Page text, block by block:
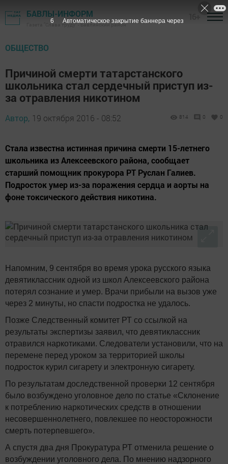
БАВЛЫ-ИНФОРМ
Газета "Слава труду" - Бавлинский район
ОБЩЕСТВО
Причиной смерти татарстанского
школьника стал сердечный приступ из-
за отравления никотином
Автор, 19 октября 2016 - 08:52 814 0 0
Стала известна истинная причина смерти 15-летнего
школьника из Алексеевского района, сообщает
старший помощник прокурора РТ Руслан Галиев.
Подросток умер из-за поражения сердца и аорты на
фоне токсического действия никотина.
Напомним, 9 сентября во время урока русского языка
девятиклассник одной из школ Алексеевского района
потерял сознание и умер. Врачи прибыли на вызов уже
через 2 минуты, но спасти подростка не удалось.
Позже Следственный комитет РТ со ссылкой на
результаты экспертизы заявил, что девятиклассник
отравился наркотиками. Следователи установили, что на
перемене перед уроком за территорией школы
подросток курил сигарету и электронную сигарету.
По результатам доследственной проверки 12 сентября
было возбуждено уголовное дело по статье «Склонение
к потреблению наркотических средств в отношении
несовершеннолетнего, повлекшее по неосторожности
смерть потерпевшего».
А спустя два дня Прокуратура РТ отменила решение о
возбуждении уголовного дела. По мнению надзорного
5 Автоматическое закрытие баннера через